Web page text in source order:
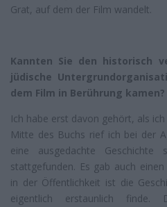
Grat, auf dem der Film wandelt.
Kannten Sie den historisch
jüdische
dem Film in Berührung kamen?
Ich habe erst davon gehört, als
Mitte des Buchs rief ich bei der
eine ausgedachte
stattgefunden. Es gab auch
in der Öffentlichkeit ist die
eigentlich erstaunlich